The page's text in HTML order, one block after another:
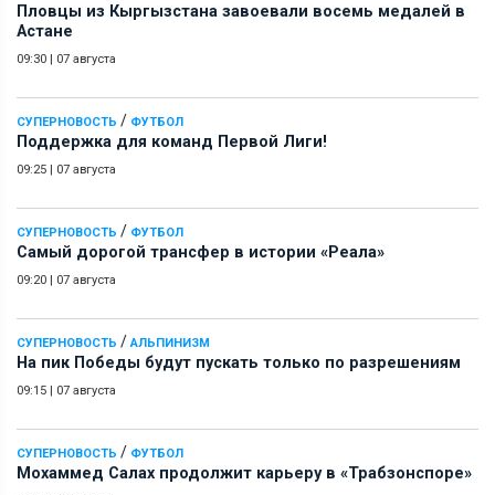
Пловцы из Кыргызстана завоевали восемь медалей в
Астане
09:30 | 07 августа
СУПЕРНОВОСТЬ / ФУТБОЛ
Поддержка для команд Первой Лиги!
09:25 | 07 августа
СУПЕРНОВОСТЬ / ФУТБОЛ
Самый дорогой трансфер в истории «Реала»
09:20 | 07 августа
СУПЕРНОВОСТЬ / АЛЬПИНИЗМ
На пик Победы будут пускать только по разрешениям
09:15 | 07 августа
СУПЕРНОВОСТЬ / ФУТБОЛ
Мохаммед Салах продолжит карьеру в «Трабзонспоре»